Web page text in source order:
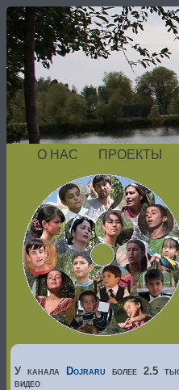
О НАС ПРОЕКТЫ
У канала Dojraru более 2.5
видео